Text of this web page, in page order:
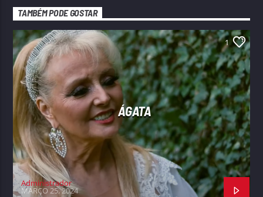
TAMBÉM PODE GOSTAR
1
ÁGATA
Administrador
MARÇO 25, 2024